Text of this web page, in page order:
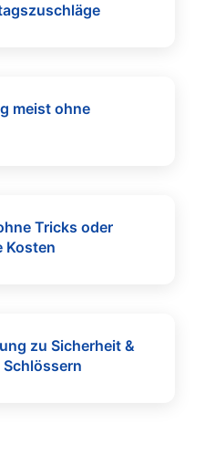
meist ohne
Tricks oder
Kosten
zu Sicherheit &